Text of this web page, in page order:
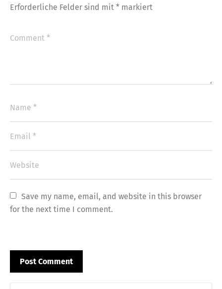
Erforderliche Felder sind mit * markiert
Save my name, email, and website in this browser
for the next time I comment.